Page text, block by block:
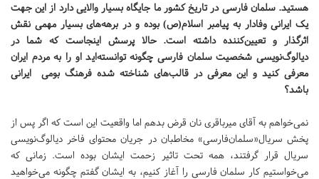
هستید. سلمان فارسی در تاریخ کشور ما جایگاه بسیار والایی دارد از این جهت
یک ایرانی وفادار به پیامبر اسلام‌(ص) بوده و در برهه‌های بسیار مهمی نقش
اثرگذار و تعیین‌کننده داشته است. حالا پرسش اینجاست که شما در
دیالوگ‌نویسی شخصیت سلمان فارسی چگونه توانسته‌اید او را به مردم ایران
معرفی کنید و این معرفی در قالب‌های شناخته شده فرهنگ بومی ایرانی
باشد؟
نمی‌خواهم به آقای میرباقری نان قرض بدهم اما واقعیت این است که اگر پس از
پخش سریال«سلمان‌فارسی» مخاطبان در جریان محتوای فاخر دیالوگ‌نویسی
سریال قرار گرفتند، همه تحت تاثیر زحمت ایشان بوده است. زمانی که
می‌خواستیم کار سلمان فارسی را آغاز کنیم، به ایشان گفتم چگونه می‌خواهید